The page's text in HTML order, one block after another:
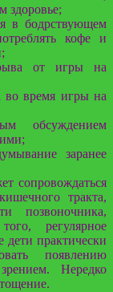
здоровье;
в бодрствующем
кофе и
от игры на
во время игры на
обсуждением
заранее
сопровождаться
тракта,
позвоночника,
регулярное
дети практически
появлению
Нередко